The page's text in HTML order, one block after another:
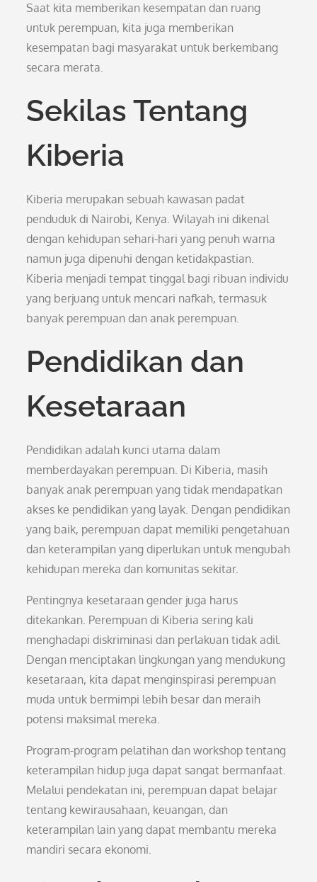
Saat kita memberikan kesempatan dan ruang
untuk perempuan, kita juga memberikan
kesempatan bagi masyarakat untuk berkembang
secara merata.
Sekilas Tentang
Kiberia
Kiberia merupakan sebuah kawasan padat
penduduk di Nairobi, Kenya. Wilayah ini dikenal
dengan kehidupan sehari-hari yang penuh warna
namun juga dipenuhi dengan ketidakpastian.
Kiberia menjadi tempat tinggal bagi ribuan individu
yang berjuang untuk mencari nafkah, termasuk
banyak perempuan dan anak perempuan.
Pendidikan dan
Kesetaraan
Pendidikan adalah kunci utama dalam
memberdayakan perempuan. Di Kiberia, masih
banyak anak perempuan yang tidak mendapatkan
akses ke pendidikan yang layak. Dengan pendidikan
yang baik, perempuan dapat memiliki pengetahuan
dan keterampilan yang diperlukan untuk mengubah
kehidupan mereka dan komunitas sekitar.
Pentingnya kesetaraan gender juga harus
ditekankan. Perempuan di Kiberia sering kali
menghadapi diskriminasi dan perlakuan tidak adil.
Dengan menciptakan lingkungan yang mendukung
kesetaraan, kita dapat menginspirasi perempuan
muda untuk bermimpi lebih besar dan meraih
potensi maksimal mereka.
Program-program pelatihan dan workshop tentang
keterampilan hidup juga dapat sangat bermanfaat.
Melalui pendekatan ini, perempuan dapat belajar
tentang kewirausahaan, keuangan, dan
keterampilan lain yang dapat membantu mereka
mandiri secara ekonomi.